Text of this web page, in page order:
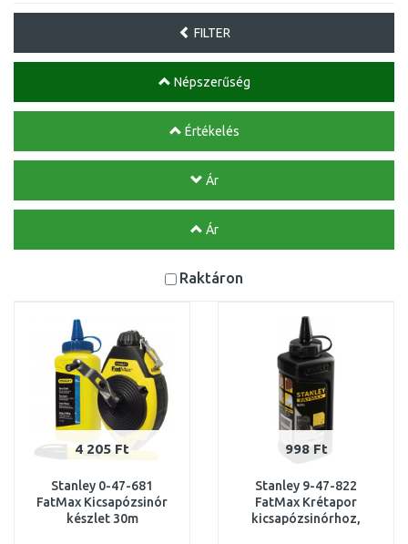
FILTER
Népszerűség
Értékelés
Ár
Ár
Raktáron
4 205 Ft
Stanley 0-47-681
FatMax Kicsapózsinór
készlet 30m
998 Ft
Stanley 9-47-822
FatMax Krétapor
kicsapózsinórhoz,